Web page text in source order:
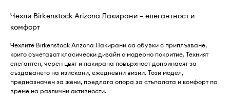
Чехли Birkenstock Arizona Лакирани – елегантност и
комфорт
Чехлите Birkenstock Arizona Лакирани са обувки с приплъзване,
които съчетават класически дизайн с модерно покритие. Техният
елегантен, черен цвят и лакирана повърхност допринасят за
създаването на изискани, ежедневни визии. Този модел,
предназначен за жени, предлага опора за стъпалата и комфорт по
време на различни активности.